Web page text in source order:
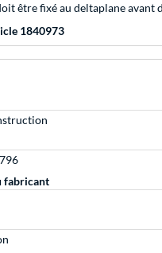
être fixé au deltaplane avant
1840973
fabricant